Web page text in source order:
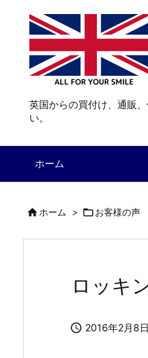
英国からの買付け、通販
い。
ホーム
ホーム > お客様の声
ロッキ
 2016年2月8日